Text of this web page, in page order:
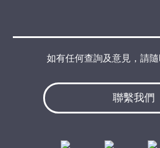
聯繫我們
如有任何查詢及意見，請隨